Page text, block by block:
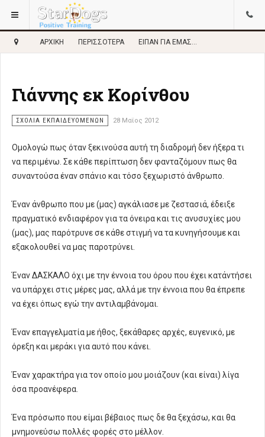
ΑΡΧΙΚΉ ΠΕΡΙΣΣΌΤΕΡΑ ΕΊΠΑΝ ΓΙΑ ΕΜΆΣ...
Γιάννης εκ Κορίνθου
ΣΧΌΛΙΑ ΕΚΠΑΙΔΕΥΌΜΕΝΩΝ 28 Μαϊος 2012
Ομολογώ πως όταν ξεκινούσα αυτή τη διαδρομή δεν ήξερα τι
να περιμένω. Σε κάθε περίπτωση δεν φανταζόμουν πως θα
συναντούσα έναν σπάνιο και τόσο ξεχωριστό άνθρωπο.
Έναν άνθρωπο που με (μας) αγκάλιασε με ζεστασιά, έδειξε
πραγματικό ενδιαφέρον για τα όνειρα και τις ανυσυχίες μου
(μας), μας παρότρυνε σε κάθε στιγμή να τα κυνηγήσουμε και
εξακολουθεί να μας παροτρύνει.
Έναν ΔΑΣΚΑΛΟ όχι με την έννοια του όρου που έχει κατάντήσει
να υπάρχει στις μέρες μας, αλλά με την έννοια που θα έπρεπε
να έχει όπως εγώ την αντιλαμβάνομαι.
Έναν επαγγελματία με ήθος, ξεκάθαρες αρχές, ευγενικό, με
όρεξη και μεράκι για αυτό που κάνει.
Έναν χαρακτήρα για τον οποίο μου μοιάζουν (και είναι) λίγα
όσα προανέφερα.
Ένα πρόσωπο που είμαι βέβαιος πως δε θα ξεχάσω, και θα
μνημονεύσω πολλές φορές στο μέλλον.